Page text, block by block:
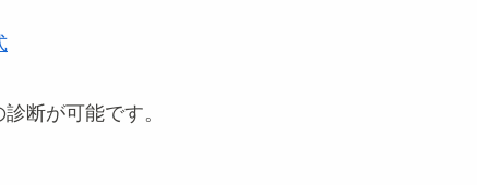
断が可能です。